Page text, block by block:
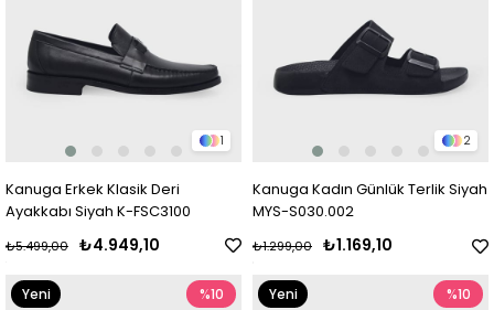
1
Kanuga Erkek Klasik Deri
Ayakkabı Siyah K-FSC3100
₺4.949,10
₺5.499,00
2
Kanuga Kadın Günlük Terlik Siyah
MYS-S030.002
₺1.169,10
₺1.299,00
%10
Yeni
%10
Yeni